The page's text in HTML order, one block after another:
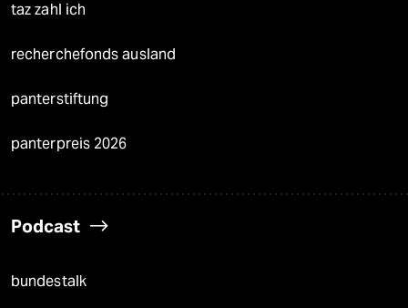
taz zahl ich
recherchefonds ausland
panterstiftung
panterpreis 2026
Podcast
bundestalk